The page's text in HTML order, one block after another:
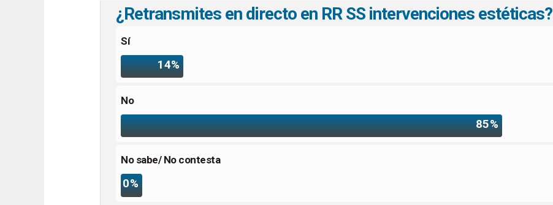
¿Retransmites en directo en RR SS intervenciones estéticas?
Sí
14%
No
85%
No sabe/ No contesta
0%